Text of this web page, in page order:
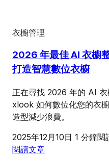
衣櫥管理
2026 年最佳 AI 衣櫥
打造智慧數位衣櫥
正在尋找 2026 年的 AI
xlook 如何數位化您的衣
造型減少浪費。
2025年12月10日 1 分鐘閱
閱讀文章